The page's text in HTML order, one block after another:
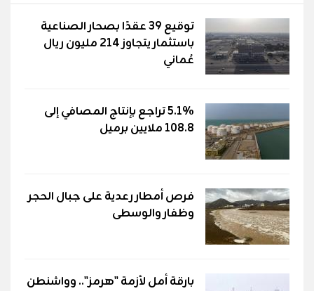
توقيع 39 عقدًا بصحار الصناعية
باستثمار يتجاوز 214 مليون ريال
عُماني
5.1% تراجع بإنتاج المصافي إلى
108.8 ملايين برميل
فرص أمطار رعدية على جبال الحجر
وظفار والوسطى
بارقة أمل لأزمة "هرمز".. وواشنطن